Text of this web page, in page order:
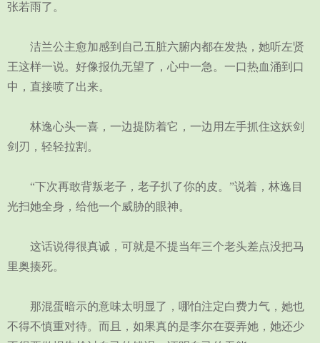
张若雨了。
洁兰公主愈加感到自己五脏六腑内都在发热，她听左贤
王这样一说。好像报仇无望了，心中一急。一口热血涌到口
中，直接喷了出来。
林逸心头一喜，一边提防着它，一边用左手抓住这妖剑
剑刃，轻轻拉割。
“下次再敢背叛老子，老子扒了你的皮。”说着，林逸目
光扫她全身，给他一个威胁的眼神。
这话说得很真诚，可就是不提当年三个老头差点没把马
里奥揍死。
那混蛋暗示的意味太明显了，哪怕注定白费力气，她也
不得不慎重对待。而且，如果真的是李尔在耍弄她，她还少